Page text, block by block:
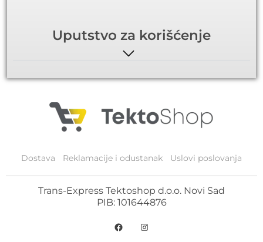
Uputstvo za korišćenje
Dostava Reklamacije i odustanak Uslovi poslovanja
Trans-Express Tektoshop d.o.o. Novi Sad
PIB: 101644876